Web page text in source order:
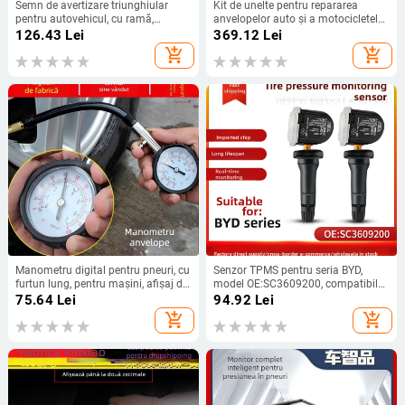
Semn de avertizare triunghiular
pentru autovehicul, cu ramă,
reflectorizant, semn de parcare
126.43 Lei
add_shopping_cart
Kit de unelte pentru repararea
anvelopelor auto și a motocicletelor
– set de 8 piese, unelte pentru
369.12 Lei
add_shopping_cart
Manometru digital pentru pneuri, cu
furtun lung, pentru mașini, afișaj de
înaltă precizie
75.64Lei
add_shopping_cart
Senzor TPMS pentru seria BYD,
model OE:SC3609200, compatibil
BYD, interval de detecție 0-4, afișaj
94.92 Lei
add_shopping_cart